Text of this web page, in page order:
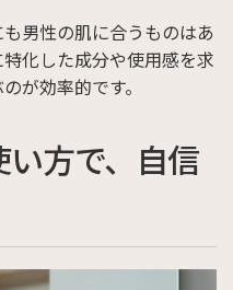
男性の肌に合うものはあ
化した成分や使用感を求
が効率的です。
方で、自信